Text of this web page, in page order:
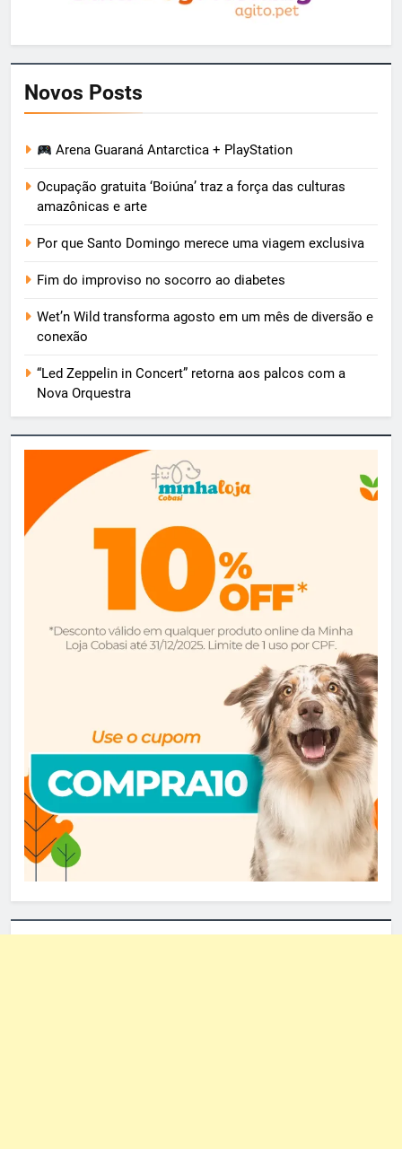
Novos Posts
Arena Guaraná Antarctica + PlayStation
Ocupação gratuita ‘Boiúna’ traz a força das culturas
amazônicas e arte
Por que Santo Domingo merece uma viagem exclusiva
Fim do improviso no socorro ao diabetes
Wet’n Wild transforma agosto em um mês de diversão e
conexão
“Led Zeppelin in Concert” retorna aos palcos com a
Nova Orquestra